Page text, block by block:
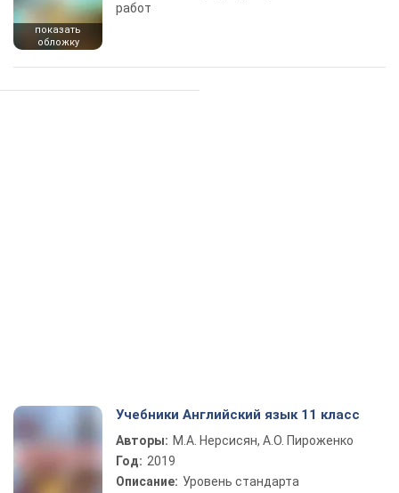
показать
обложку
работ
Учебники Английский язык 11 класс
Авторы: М.А. Нерсисян, А.О. Пироженко
Год: 2019
Описание: Уровень стандарта